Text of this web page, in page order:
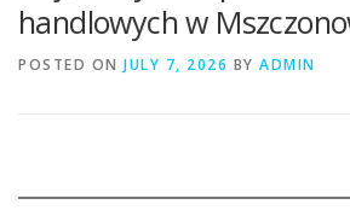
handlowych w
POSTED ON JULY 7, 2026 BY ADMIN